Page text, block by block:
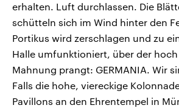
erhalten. Luft durchlassen. Die
schütteln sich im Wind hinter den
Portikus wird zerschlagen und zu
Halle umfunktioniert, über der
Mahnung prangt: GERMANIA. Wir
Falls die hohe, viereckige
Pavillons an den Ehrentempel in